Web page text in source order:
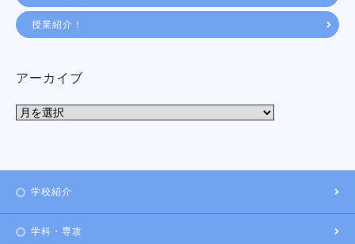
授業紹介！
アーカイブ
学校紹介
学科・専攻